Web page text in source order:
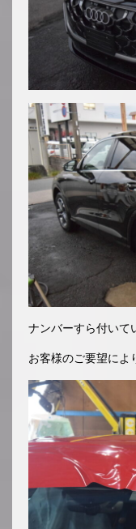
ナンバーすら付いて
お客様のご要望によ